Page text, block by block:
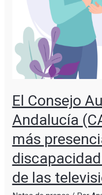
El Consejo
Andalucía
más
de las